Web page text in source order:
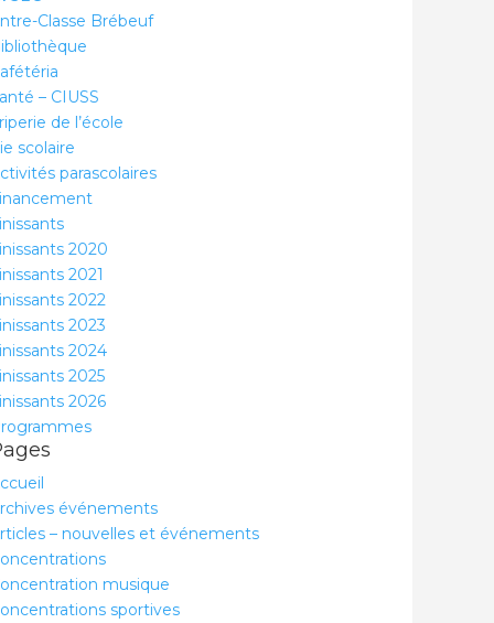
Classe Brébeuf
– CIUSS
de l’école
scolaire
parascolaires
2020
2021
2022
2023
2024
2025
2026
événements
– nouvelles et événements
musique
sportives